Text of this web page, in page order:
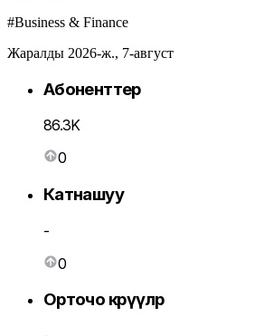
#Business & Finance
Жаралды 2026-ж., 7-август
Абоненттер
86.3K
0
Катнашуу
-
0
Орточо көрүүлөр